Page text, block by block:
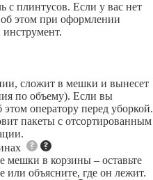
с плинтусов. Если у вас нет
этом при оформлении
инструмент.
сложит в мешки и вынесет
по объему). Если вы
оператору перед уборкой.
пакеты с отсортированным
в корзины – оставьте
или объясните, где он лежит.